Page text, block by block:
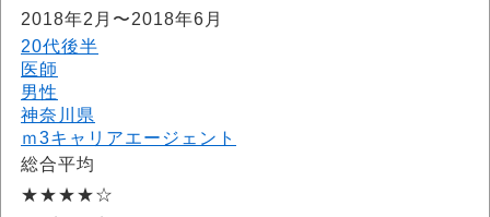
2018年2月〜2018年6月
20代後半
医師
男性
神奈川県
ｍ3キャリアエージェント
総合平均
★★★★☆